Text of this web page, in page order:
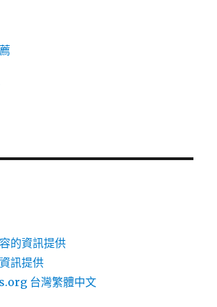
的資訊提供
訊提供
台灣繁體中文